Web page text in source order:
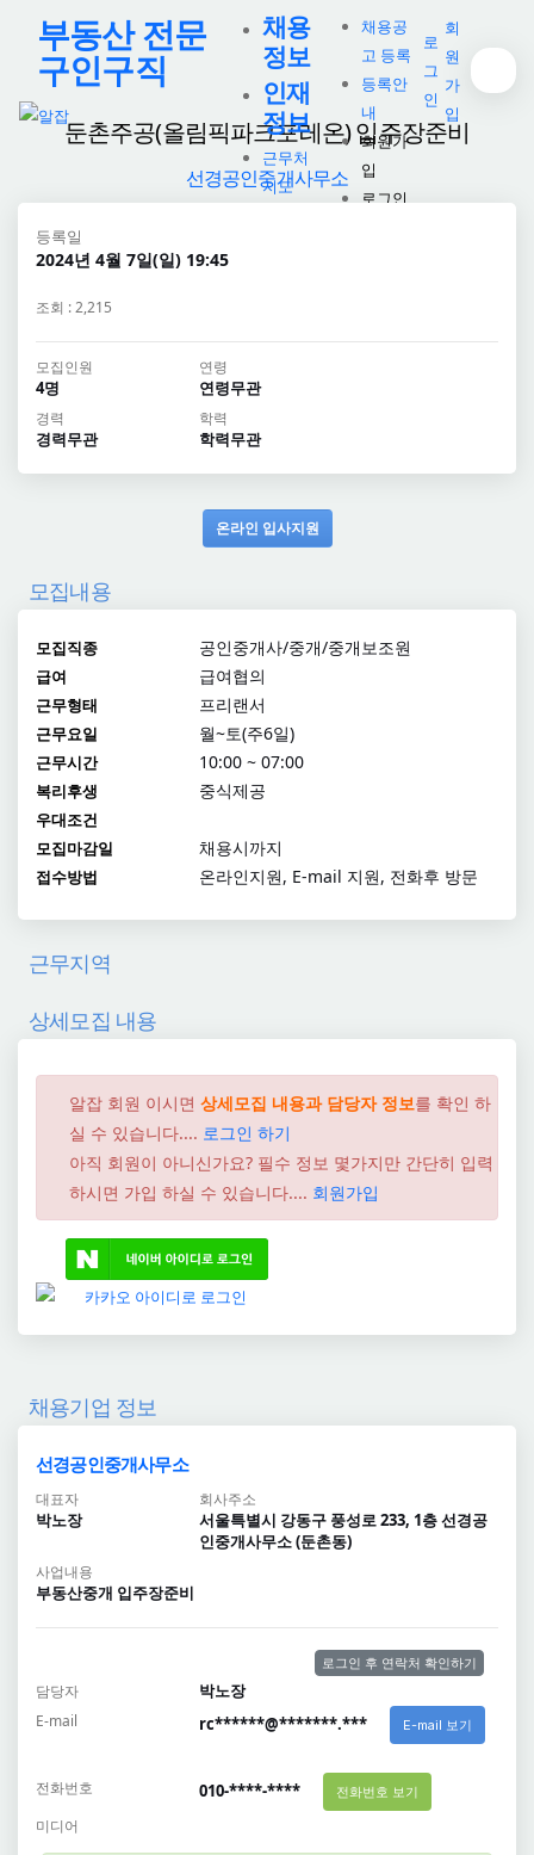
부동산 전문
구인구직
채용
정보
인재
정보
근무처
지도
채용공
고 등록
등록안
내
회원가
입
로그인
로
그
인
회
원
가
입
둔촌주공(올림픽파크포레온) 입주장준비
선경공인중개사무소
등록일
2024년 4월 7일(일) 19:45
조회 : 2,215
모집인원
4명
연령
연령무관
경력
경력무관
학력
학력무관
온라인 입사지원
모집내용
모집직종 공인중개사/중개/중개보조원
급여 급여협의
근무형태 프리랜서
근무요일 월~토(주6일)
근무시간 10:00 ~ 07:00
복리후생 중식제공
우대조건
모집마감일
채용시까지
접수방법 온라인지원, E-mail 지원, 전화후 방문
근무지역
상세모집 내용
알잡 회원 이시면 상세모집 내용과 담당자 정보를 확인 하
실 수 있습니다.... 로그인 하기
아직 회원이 아니신가요? 필수 정보 몇가지만 간단히 입력
하시면 가입 하실 수 있습니다.... 회원가입
채용기업 정보
선경공인중개사무소
대표자
박노장
회사주소
서울특별시 강동구 풍성로 233, 1층 선경공
인중개사무소 (둔촌동)
사업내용
부동산중개 입주장준비
로그인 후 연락처 확인하기
담당자 박노장
E-mail rc******@*******.*** E-mail 보기
전화번호 010-****-**** 전화번호 보기
미디어